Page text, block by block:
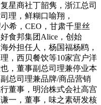
星商社丁韶隽，浙江总司
理，鲜糊口喻翔，
希，CEO，甘肃千里丝
食邦集团Alice，创始
外担任人，杨国福杨鸥，
，西贝餐饮等10家宫户洋
，董事副总司理兼停业本
总司理兼品牌/商品营销
董事，明治株式会社高宫
一，董事，味之素研发核